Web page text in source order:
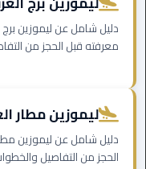
ليموزين
مدينة
نصر
القاهرة
ليموزين
دليل شامل عن ليموزين
معرفته قبل الحجز من
ليموزين مطار
دليل شامل عن ليموزين
الحجز من التفاصيل